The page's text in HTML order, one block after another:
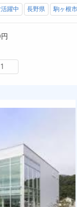
ど)
躍中 長野県 駒ヶ根市